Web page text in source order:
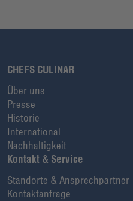
CHEFS CULINAR
Über uns
Presse
Historie
International
Nachhaltigkeit
Kontakt & Service
Standorte & Ansprechpartner
Kontaktanfrage